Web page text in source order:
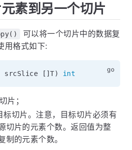
素到另一个切片
可以将一个切片中的数据复
用格式如下:
srcSlice [ ]T) int
片；
标切片。注意，目标切片必须有
切片的元素个数。返回值为整
制的元素个数。